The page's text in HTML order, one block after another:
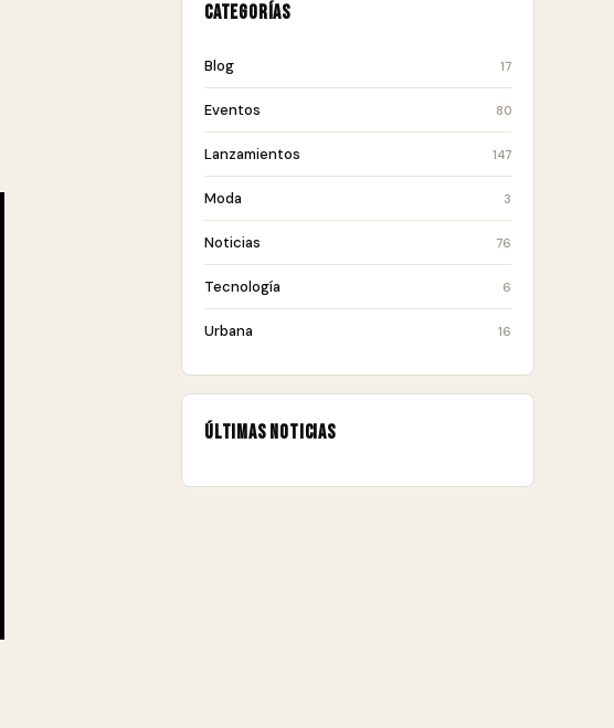
Categorías
Blog 17
Eventos 80
Lanzamientos 147
Moda 3
Noticias 76
Tecnología 6
Urbana 16
Últimas noticias